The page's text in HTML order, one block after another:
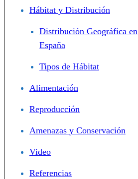
Hábitat y Distribución
Distribución Geográfica en
España
Tipos de Hábitat
Alimentación
Reproducción
Amenazas y Conservación
Video
Referencias